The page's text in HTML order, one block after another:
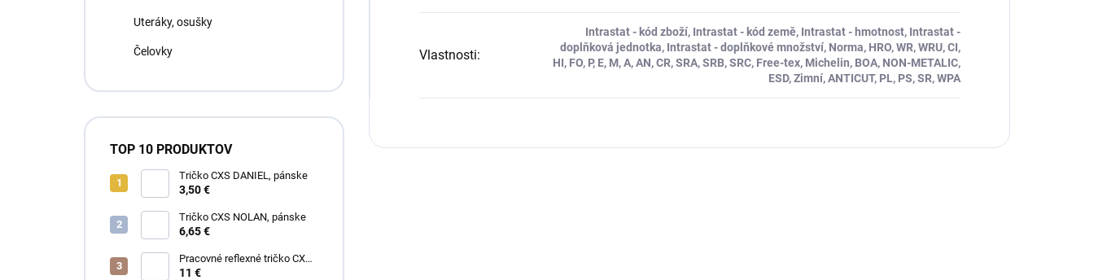
Uteráky, osušky
Čelovky
TOP 10 PRODUKTOV
Tričko CXS DANIEL, pánske
3,50 €
Tričko CXS NOLAN, pánske
6,65 €
Pracovné reflexné tričko CXS
EXETER, pánske
11 €
Vlastnosti:
Intrastat - kód zboží, Intrastat - kód země, Intrastat - hmotnost, Intrastat -
doplňková jednotka, Intrastat - doplňkové množství, Norma, HRO, WR, WRU, CI,
HI, FO, P, E, M, A, AN, CR, SRA, SRB, SRC, Free-tex, Michelin, BOA, NON-METALIC,
ESD, Zimní, ANTICUT, PL, PS, SR, WPA